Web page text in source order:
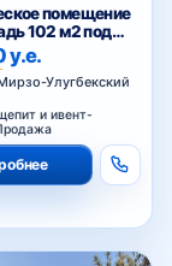
помещение
102 м2 под
коммерции 1
у.е.
Улугбекский
и ивент-